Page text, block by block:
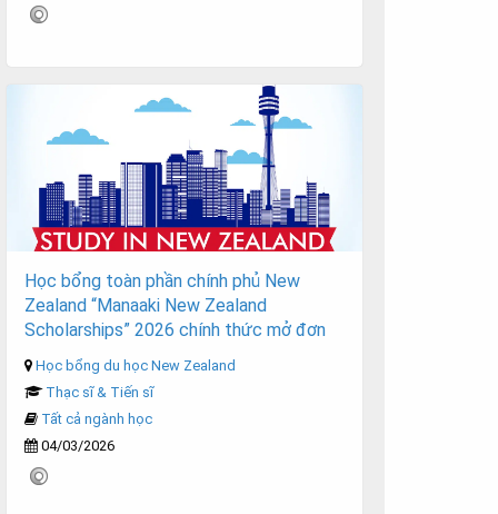
Học bổng toàn phần chính phủ New
Zealand “Manaaki New Zealand
Scholarships” 2026 chính thức mở đơn
Học bổng du học New Zealand
Thạc sĩ & Tiến sĩ
Tất cả ngành học
04/03/2026